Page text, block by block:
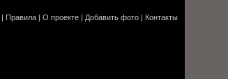
| Правила | О проекте | Добавить фото | Контакты